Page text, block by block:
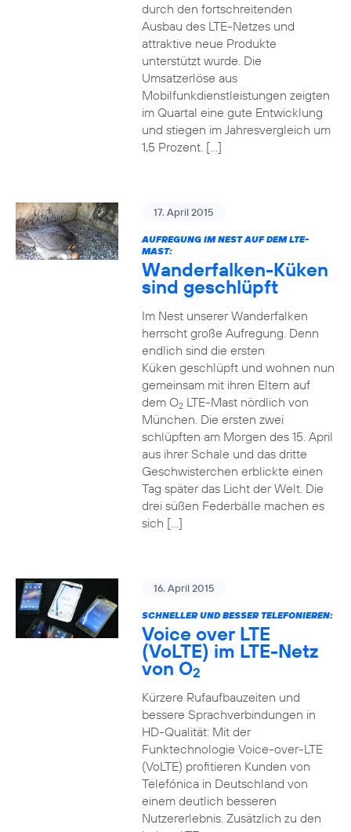
durch den fortschreitenden
Ausbau des LTE-Netzes und
attraktive neue Produkte
unterstützt wurde. Die
Umsatzerlöse aus
Mobilfunkdienstleistungen zeigten
im Quartal eine gute Entwicklung
und stiegen im Jahresvergleich um
1,5 Prozent. […]
17. April 2015
AUFREGUNG IM NEST AUF DEM LTE-
MAST:
Wanderfalken-Küken
sind geschlüpft
Im Nest unserer Wanderfalken
herrscht große Aufregung. Denn
endlich sind die ersten
Küken geschlüpft und wohnen nun
gemeinsam mit ihren Eltern auf
dem O2LTE-Mast nördlich von
München. Die ersten zwei
schlüpften am Morgen des 15. April
aus ihrer Schale und das dritte
Geschwisterchen erblickte einen
Tag später das Licht der Welt. Die
drei süßen Federbälle machen es
sich […]
16. April 2015
SCHNELLER UND BESSER TELEFONIEREN:
Voice over LTE
(VoLTE) im LTE-Netz
von O2
Kürzere Rufaufbauzeiten und
bessere Sprachverbindungen in
HD-Qualität: Mit der
Funktechnologie Voice-over-LTE
(VoLTE) profitieren Kunden von
Telefónica in Deutschland von
einem deutlich besseren
Nutzererlebnis. Zusätzlich zu den